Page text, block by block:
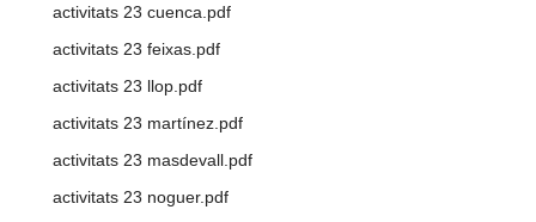
activitats 23 cuenca.pdf
activitats 23 feixas.pdf
activitats 23 llop.pdf
activitats 23 martínez.pdf
activitats 23 masdevall.pdf
activitats 23 noguer.pdf